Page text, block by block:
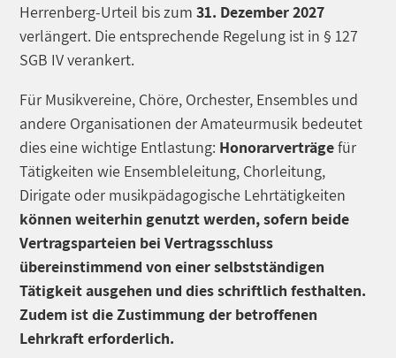
Herrenberg-Urteil bis zum31. Dezember 2027
verlängert. Die entsprechende Regelung ist in § 127
SGB IV verankert.
Für Musikvereine, Chöre, Orchester, Ensembles und
andere Organisationen der Amateurmusik bedeutet
dies eine wichtige Entlastung: Honorarverträgefür
Tätigkeiten wie Ensembleleitung, Chorleitung,
Dirigate oder musikpädagogische Lehrtätigkeiten
können weiterhin genutzt werden, sofern beide
Vertragsparteien bei Vertragsschluss
übereinstimmend von einer selbstständigen
Tätigkeit ausgehen und dies schriftlich festhalten.
Zudem ist die Zustimmung der betroffenen
Lehrkraft erforderlich.